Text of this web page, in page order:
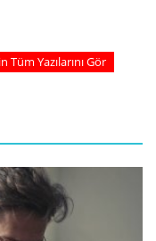
Yazılarını Gör